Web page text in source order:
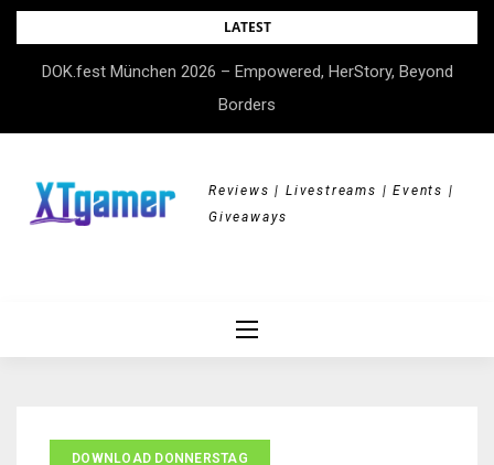
Skip
content
LATEST
DOK.fest München 2026 – Empowered, HerStory, Beyond
Borders
Reviews | Livestreams | Events |
Giveaways
DOWNLOAD DONNERSTAG